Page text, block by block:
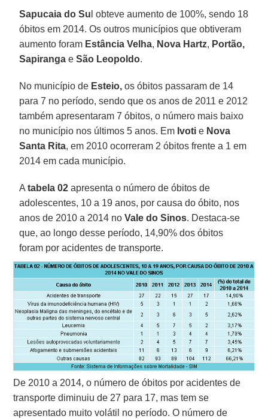
Sapucaia do Su l obteve aumento de 100%, sendo 18
óbitos em 2014. Os outros municípios que obtiveram
aumento foram Estância Velha, Nova Hartz, Portão,
Sapiranga eSão Leopoldo.
No município de Esteio, os óbitos passaram de 14
para 7 no período, sendo que os anos de 2011 e 2012
também apresentaram 7 óbitos, o número mais baixo
no município nos últimos 5 anos. Em Ivoti e Nova
Santa Rita, em 2010 ocorreram 2 óbitos frente a 1 em
2014 em cada município.
Atabela 02 apresenta o número de óbitos de
adolescentes, 10 a 19 anos, por causa do óbito, nos
anos de 2010 a 2014 noVale do Sinos. Destaca-se
que, ao longo desse período, 14,90% dos óbitos
foram por acidentes de transporte.
De 2010 a 2014, o número de óbitos por acidentes de
transporte diminuiu de 27 para 17, mas tem se
apresentado muito volátil no período. O número de